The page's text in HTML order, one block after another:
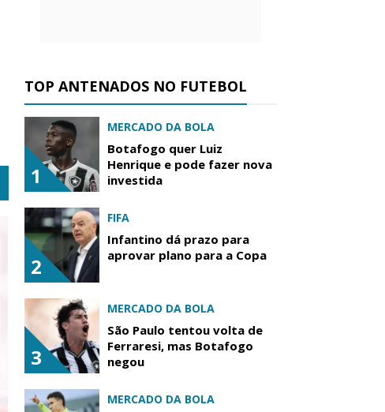
TOP ANTENADOS NO FUTEBOL
1
MERCADO DA BOLA
Botafogo quer Luiz
Henrique e pode fazer nova
investida
2
FIFA
Infantino dá prazo para
aprovar plano para a Copa
3
MERCADO DA BOLA
São Paulo tentou volta de
Ferraresi, mas Botafogo
negou
MERCADO DA BOLA